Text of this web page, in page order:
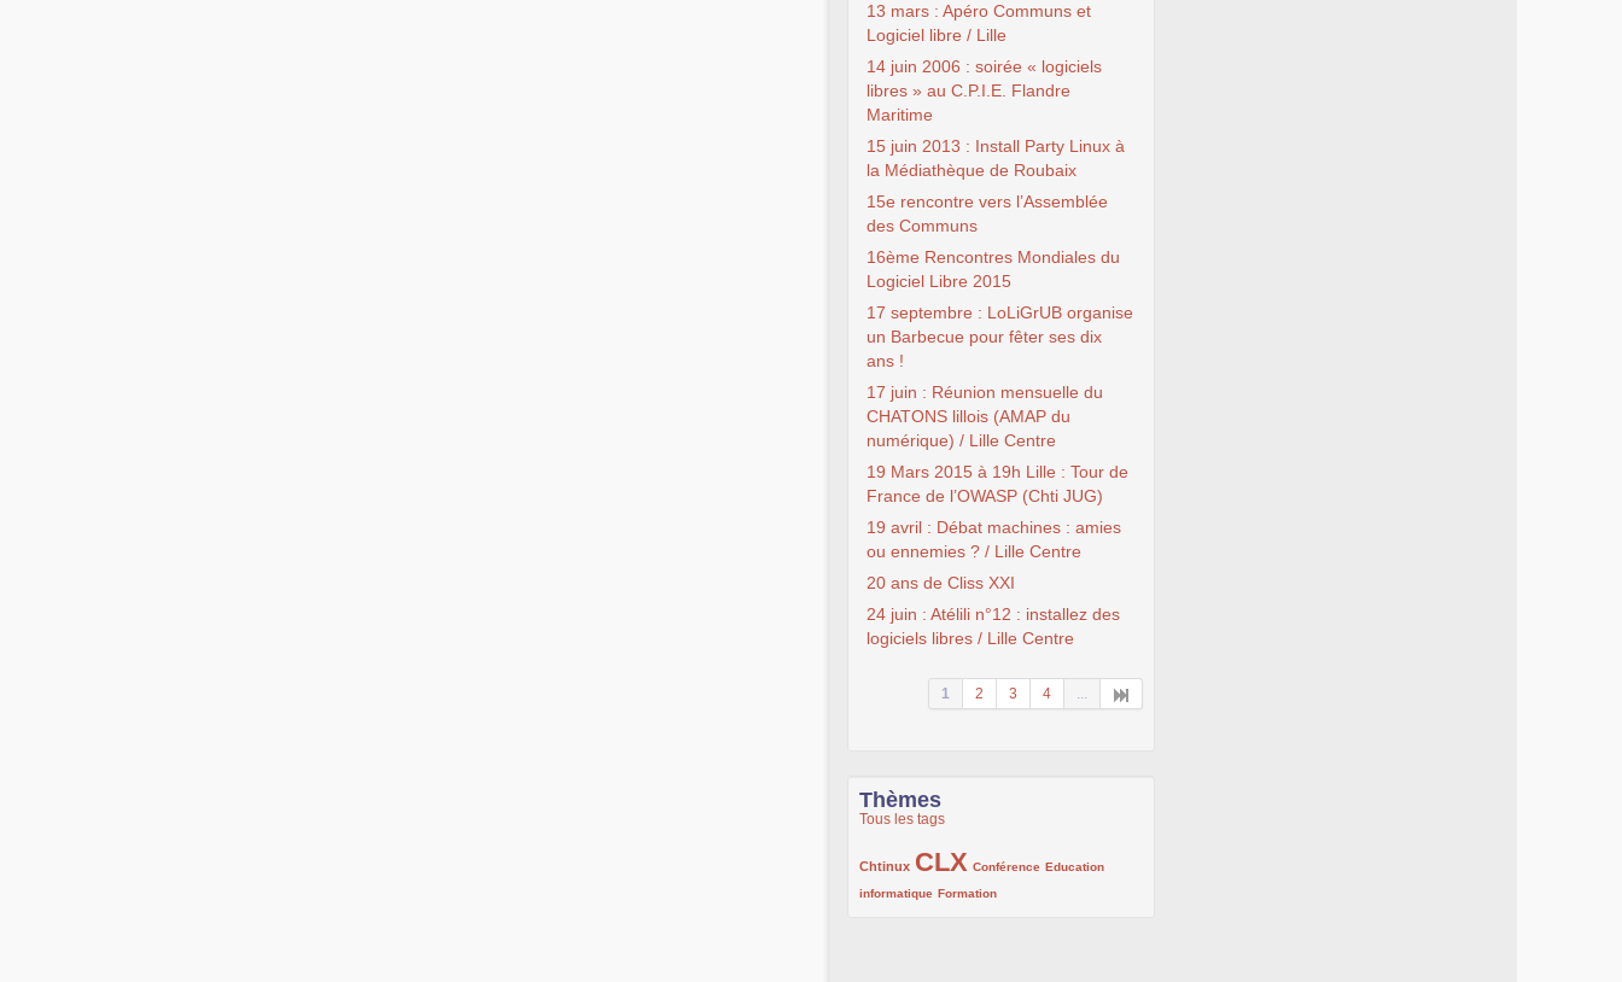
13 mars : Apéro Communs et
Logiciel libre / Lille
14 juin 2006 : soirée « logiciels
libres » au C.P.I.E. Flandre
Maritime
15 juin 2013 : Install Party Linux à
la Médiathèque de Roubaix
15e rencontre vers l’Assemblée
des Communs
16ème Rencontres Mondiales du
Logiciel Libre 2015
17 septembre : LoLiGrUB organise
un Barbecue pour fêter ses dix
ans !
17 juin : Réunion mensuelle du
CHATONS lillois (AMAP du
numérique) / Lille Centre
19 Mars 2015 à 19h Lille : Tour de
France de l’OWASP (Chti JUG)
19 avril : Débat machines : amies
ou ennemies ? / Lille Centre
20 ans de Cliss XXI
24 juin : Atélili n°12 : installez des
logiciels libres / Lille Centre
1 2 3 4 ...
Thèmes
Tous les tags
Chtinux
222/1002CLX
1002/1002 Conférence
132/1002
Education
informatique
119/1002 Formation
168/1002